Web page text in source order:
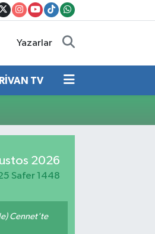
Yazarlar
TV
2026
Safer 1448
Cennet'te